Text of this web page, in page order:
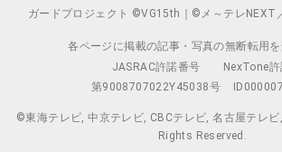
ガードプロジェクト ©VG15th｜©メ～テレNEXT
各ページに掲載の記事・写真の無断転用を
JASRAC許諾番号
NexTone
第9008707022Y45038号
©東海テレビ, 中京テレビ, CBCテレビ, 名古屋テレビ
Rights Reserved.